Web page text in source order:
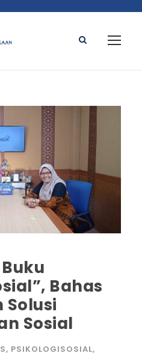
Bahas
Solusi
Sosial
, PSIKOLOGISOSIAL,